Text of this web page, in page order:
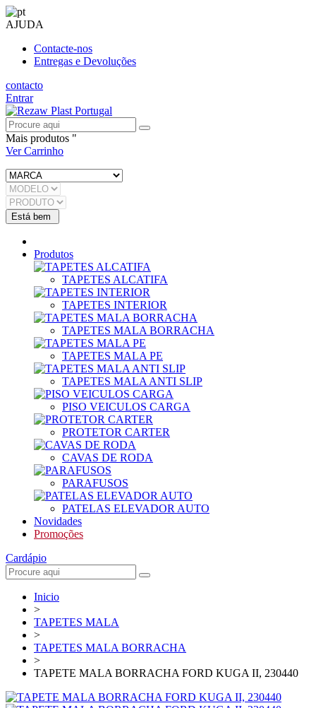
AJUDA
Contacte-nos
Entregas e Devoluções
contacto
Entrar
Mais produtos "
Ver Carrinho
Produtos
TAPETES ALCATIFA
TAPETES INTERIOR
TAPETES MALA BORRACHA
TAPETES MALA PE
TAPETES MALA ANTI SLIP
PISO VEICULOS CARGA
PROTETOR CARTER
CAVAS DE RODA
PARAFUSOS
PATELAS ELEVADOR AUTO
Novidades
Promoções
Cardápio
Inicio
>
TAPETES MALA
>
TAPETES MALA BORRACHA
>
TAPETE MALA BORRACHA FORD KUGA II, 230440